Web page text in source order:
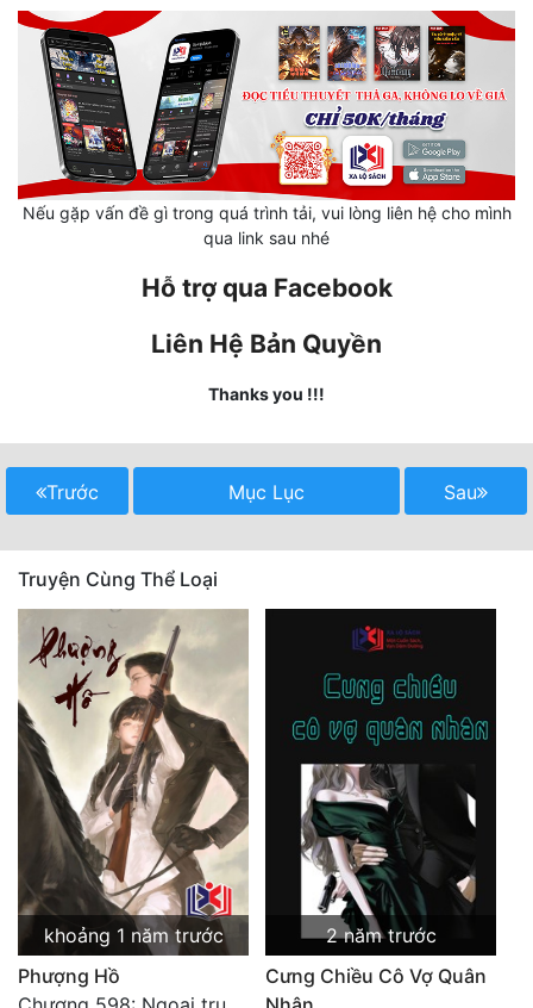
Mạt Thế
Mỹ Thực
Ngôn Tình
Ngược
Nữ Cường
Quan Trường
Quân Sự
Sắc
Sủng
Thanh Xuân
Tiên Hiệp
Tiểu Thuyết
Trinh Thám
Triều Đấu
Trùng Sinh
Trọng Sinh
Nếu gặp vấn đề gì trong quá trình tải, vui lòng liên hệ cho mình
qua link sau nhé
Hỗ trợ qua Facebook
Liên Hệ Bản Quyền
Thanks you !!!
Trước Mục Lục Sau
Truyện Cùng Thể Loại
khoảng 1 năm trước
Phượng Hồ
2 năm trước
Cưng Chiều Cô Vợ Quân